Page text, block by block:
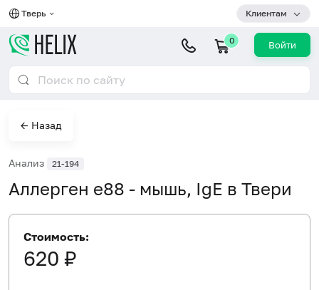
Тверь Клиентам
0 Войти
← Назад
Анализ 21-194
Аллерген e88 - мышь, IgE в Твери
Стоимость:
620 ₽